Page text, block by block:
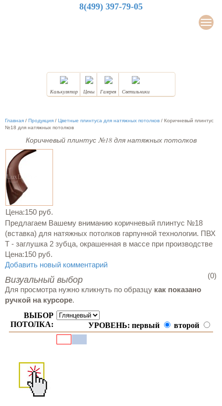
8(499) 397-79-05
Калькулятор Цены Галерея Светильники
Главная / Продукция / Цветные плинтуса для натяжных потолков / Коричневый плинтус
№18 для натяжных потолков
Коричневый плинтус №18 для натяжных потолков
Цена:150 руб.
Предлагаем Вашему вниманию коричневый плинтус №18
(вставка) для натяжных потолков гарпунной технологии. ПВХ
T - заглушка 2 зубца, окрашенная в массе при производстве
Цена:150 руб.
Добавить новый комментарий
(0)
Визуальный выбор
Для просмотра нужно кликнуть по образцу как показано
ручкой на курсоре.